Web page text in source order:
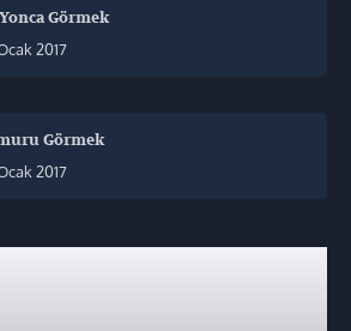
Görmek
2017
Görmek
2017